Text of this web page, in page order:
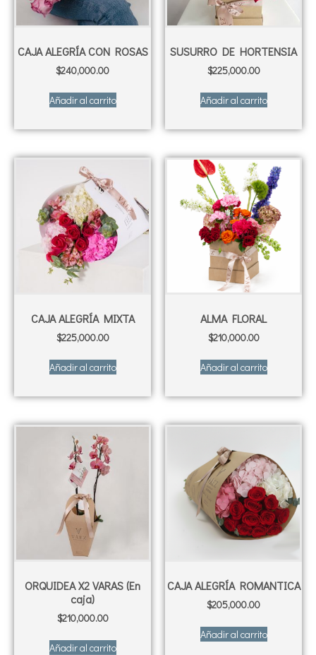
CAJA ALEGRÍA CON ROSAS
$240,000.00
Añadir al carrito
SUSURRO DE HORTENSIA
$225,000.00
Añadir al carrito
CAJA ALEGRÍA MIXTA
$225,000.00
Añadir al carrito
ALMA FLORAL
$210,000.00
Añadir al carrito
ORQUIDEA X2 VARAS (En
caja)
$210,000.00
Añadir al carrito
CAJA ALEGRÍA ROMANTICA
$205,000.00
Añadir al carrito